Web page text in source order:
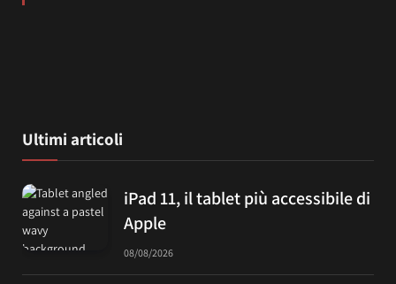
Ultimi articoli
iPad 11, il tablet più accessibile di
Apple
08/08/2026